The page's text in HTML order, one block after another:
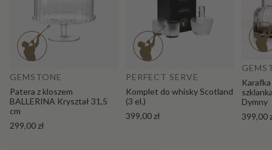
Dodaj do koszyka
GEMSTONE
Patera z kloszem
BALLERINA Kryształ 31,5
cm
299,00 zł
PERFECT SERVE
Komplet do whisky Scotland
(3 el.)
399,00 zł
Dymny
399,00